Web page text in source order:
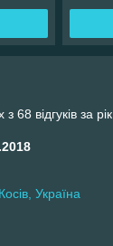
68 відгуків за рік
Україна